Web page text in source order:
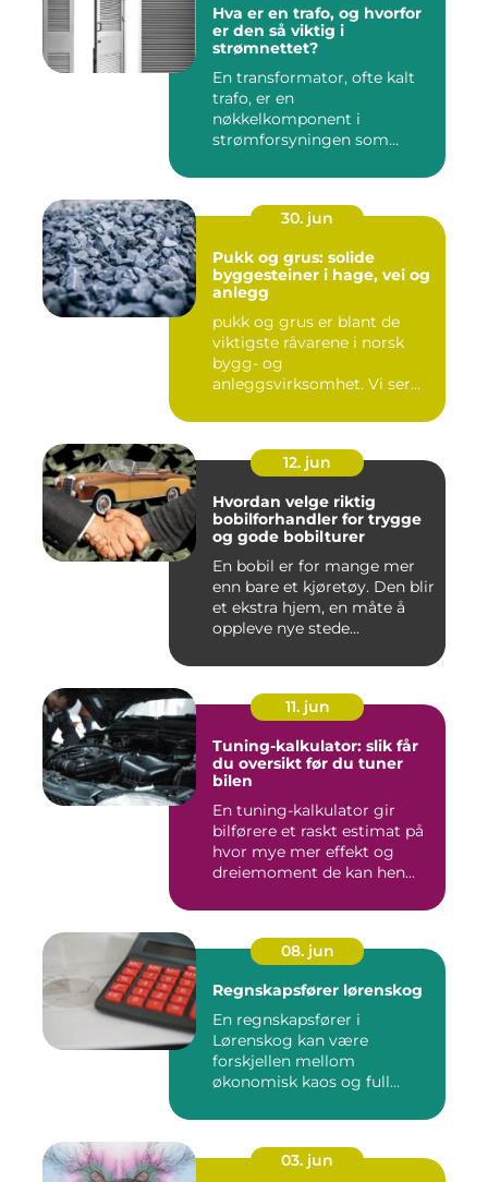
Hva er en trafo, og hvorfor
er den så viktig i
strømnettet?
En transformator, ofte kalt
trafo, er en
nøkkelkomponent i
strømforsyningen som
30. jun
Pukk og grus: solide
byggesteiner i hage, vei og
anlegg
pukk og grus er blant de
viktigste råvarene i norsk
bygg- og
anleggsvirksomhet. Vi ser
12. jun
Hvordan velge riktig
bobilforhandler for trygge
og gode bobilturer
En bobil er for mange mer
enn bare et kjøretøy. Den blir
et ekstra hjem, en måte å
oppleve nye stede...
11. jun
Tuning-kalkulator: slik får
du oversikt før du tuner
bilen
En tuning-kalkulator gir
bilførere et raskt estimat på
hvor mye mer effekt og
dreiemoment de kan hen...
08. jun
Regnskapsfører lørenskog
En regnskapsfører i
Lørenskog kan være
forskjellen mellom
økonomisk kaos og full
03. jun